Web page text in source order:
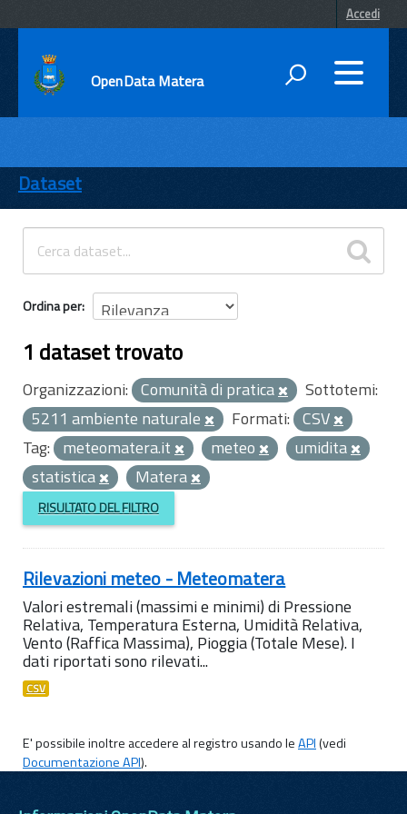
Accedi
OpenData Matera
ENTI
TEMI
INFORMAZIONI
Dataset
Ordina per
1 dataset trovato
Organizzazioni: Comunità di pratica
Sottotemi:
5211 ambiente naturale
Formati: CSV
Tag: meteomatera.it meteo
umidita
statistica
Matera
RISULTATO DEL FILTRO
Rilevazioni meteo - Meteomatera
Valori estremali (massimi e minimi) di Pressione
Relativa, Temperatura Esterna, Umidità Relativa,
Vento (Raffica Massima), Pioggia (Totale Mese). I
dati riportati sono rilevati...
CSV
E' possibile inoltre accedere al registro usando leAPI(vedi
Documentazione API).